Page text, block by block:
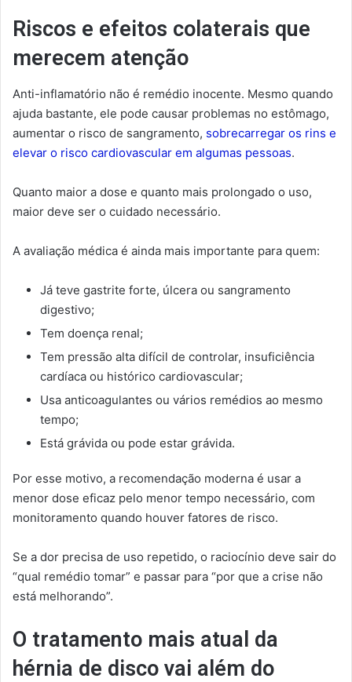
Riscos e efeitos colaterais que
merecem atenção
Anti-inflamatório não é remédio inocente. Mesmo quando
ajuda bastante, ele pode causar problemas no estômago,
aumentar o risco de sangramento, sobrecarregar os rins e
elevar o risco cardiovascular em algumas pessoas.
Quanto maior a dose e quanto mais prolongado o uso,
maior deve ser o cuidado necessário.
A avaliação médica é ainda mais importante para quem:
Já teve gastrite forte, úlcera ou sangramento
digestivo;
Tem doença renal;
Tem pressão alta difícil de controlar, insuficiência
cardíaca ou histórico cardiovascular;
Usa anticoagulantes ou vários remédios ao mesmo
tempo;
Está grávida ou pode estar grávida.
Por esse motivo, a recomendação moderna é usar a
menor dose eficaz pelo menor tempo necessário, com
monitoramento quando houver fatores de risco.
Se a dor precisa de uso repetido, o raciocínio deve sair do
“qual remédio tomar” e passar para “por que a crise não
está melhorando”.
O tratamento mais atual da
hérnia de disco vai além do